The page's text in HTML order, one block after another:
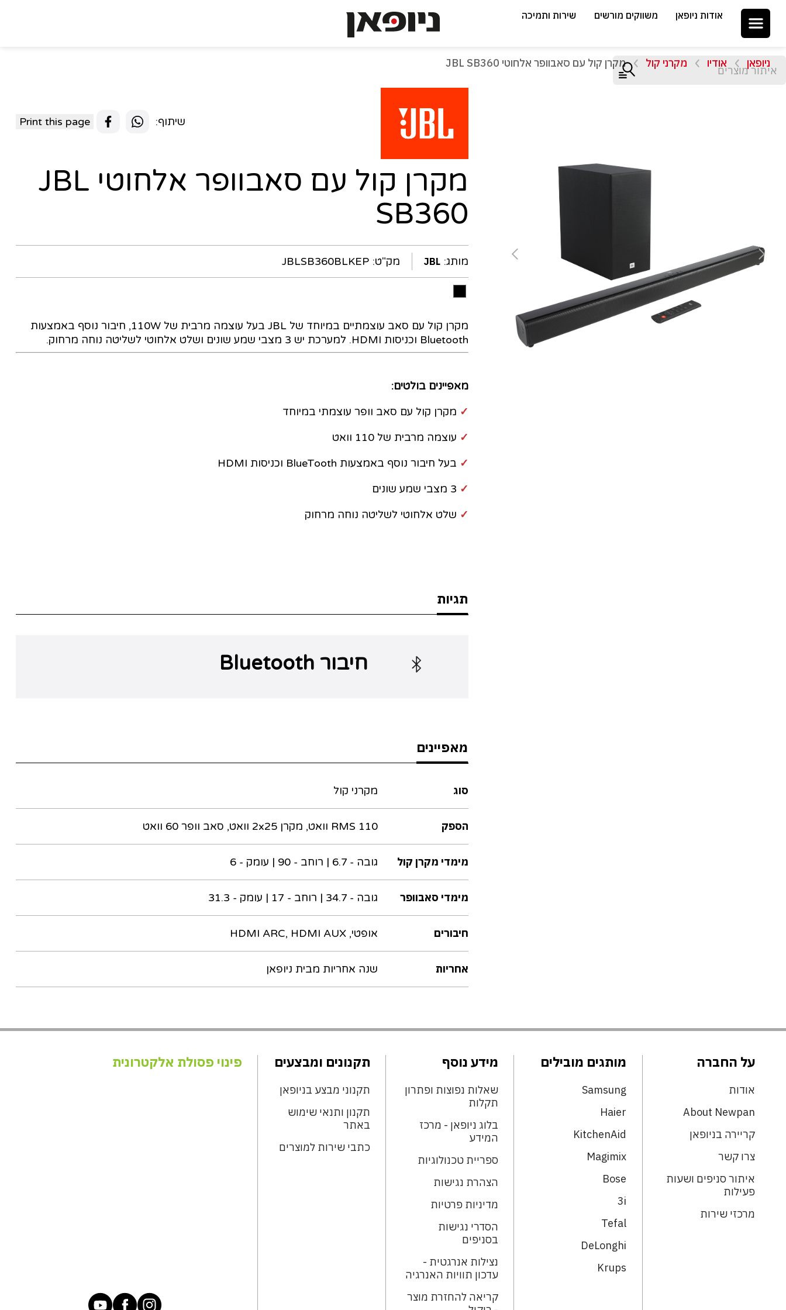
אודות ניופאן משווקים מורשים שירות ותמיכה
ניופאן אודיו מקרני קול מקרן קול עם סאבוופר אלחוטי JBL SB360
-
נוכחי
שיתוף: Print this page
מקרן קול עם סאבוופר אלחוטי JBL
SB360
מותג: JBL מק"ט: JBLSB360BLKEP
מקרן קול עם סאב עוצמתיים במיוחד של JBL בעל עוצמה מרבית של 110W, חיבור נוסף באמצעות
Bluetooth וכניסות HDMI. למערכת יש 3 מצבי שמע שונים ושלט אלחוטי לשליטה נוחה מרחוק.
מאפיינים בולטים:
✓ מקרן קול עם סאב וופר עוצמתי במיוחד
✓ עוצמה מרבית של 110 וואט
✓ בעל חיבור נוסף באמצעות BlueTooth וכניסות HDMI
✓ 3 מצבי שמע שונים
✓ שלט אלחוטי לשליטה נוחה מרחוק
תגיות
חיבור Bluetooth
מאפיינים
סוג מקרני קול
הספק RMS 110 וואט, מקרן 2x25 וואט, סאב וופר 60 וואט
מימדי מקרן קול גובה - 6.7 | רוחב - 90 | עומק - 6
מימדי סאבוופר גובה - 34.7 | רוחב - 17 | עומק - 31.3
חיבורים אופטי, HDMI ARC, HDMI AUX
אחריות שנה אחריות מבית ניופאן
על החברה
אודות
About Newpan
קריירה בניופאן
צרו קשר
איתור סניפים ושעות
פעילות
מרכזי שירות
מותגים מובילים
Samsung
Haier
KitchenAid
Magimix
Bose
3i
Tefal
DeLonghi
Krups
מידע נוסף
שאלות נפוצות ופתרון
תקלות
בלוג ניופאן - מרכז
המידע
ספריית טכנולוגיות
הצהרת נגישות
מדיניות פרטיות
הסדרי נגישות
בסניפים
נצילות אנרגטית -
עדכון תוויות האנרגיה
קריאה להחזרת מוצר
תקנונים ומבצעים
תקנוני מבצע בניופאן
תקנון ותנאי שימוש
באתר
כתבי שירות למוצרים
פינוי פסולת אלקטרונית